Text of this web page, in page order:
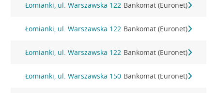
Łomianki, ul. Warszawska 122 Bankomat (Euronet)
Łomianki, ul. Warszawska 122 Bankomat (Euronet)
Łomianki, ul. Warszawska 122 Bankomat (Euronet)
Łomianki, ul. Warszawska 150 Bankomat (Euronet)